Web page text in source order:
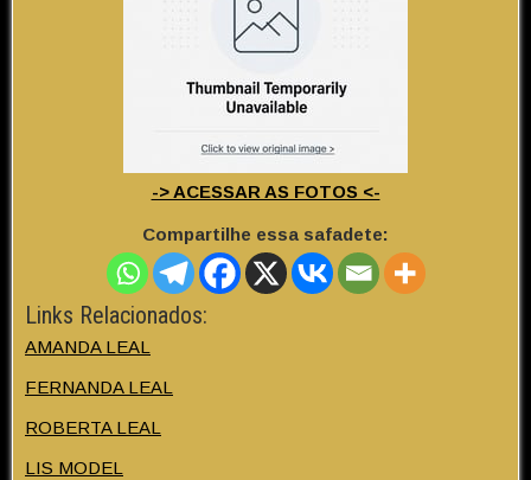
-> ACESSAR AS FOTOS <-
Compartilhe essa safadete:
Links Relacionados:
AMANDA LEAL
FERNANDA LEAL
ROBERTA LEAL
LIS MODEL